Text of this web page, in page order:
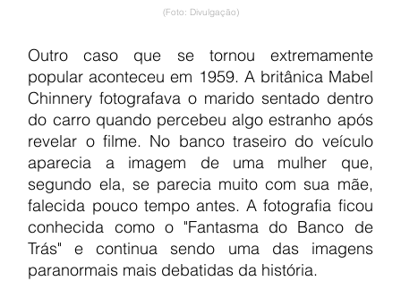
(Foto: Divulgação)
Outro caso que se tornou extremamente
popular aconteceu em 1959. A britânica Mabel
Chinnery fotografava o marido sentado dentro
do carro quando percebeu algo estranho após
revelar o filme. No banco traseiro do veículo
aparecia a imagem de uma mulher que,
segundo ela, se parecia muito com sua mãe,
falecida pouco tempo antes. A fotografia ficou
conhecida como o "Fantasma do Banco de
Trás" e continua sendo uma das imagens
paranormais mais debatidas da história.